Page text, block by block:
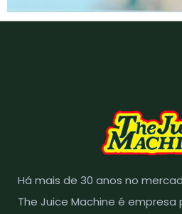
Há mais de 30 anos no
The Juice Machine é